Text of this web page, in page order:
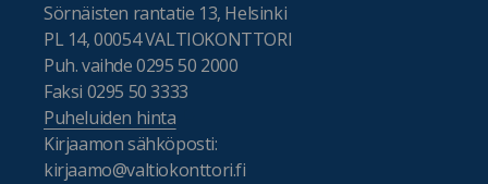
Sörnäisten rantatie 13, Helsinki
PL 14, 00054 VALTIOKONTTORI
Puh. vaihde 0295 50 2000
Faksi 0295 50 3333
Puheluiden hinta
Kirjaamon sähköposti:
kirjaamo@valtiokonttori.fi